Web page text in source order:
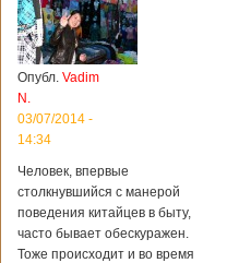
Опубл. Vadim
N.
03/07/2014 -
14:34
Человек, впервые
столкнувшийся с манерой
поведения китайцев в быту,
часто бывает обескуражен.
Тоже происходит и во время